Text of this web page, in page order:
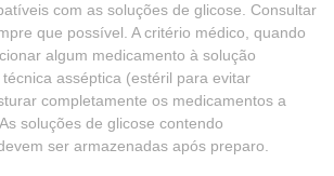
com as soluções de glicose. Consultar
que possível. A critério médico, quando
algum medicamento à solução
asséptica (estéril para evitar
completamente os medicamentos a
soluções de glicose contendo
ser armazenadas após preparo.